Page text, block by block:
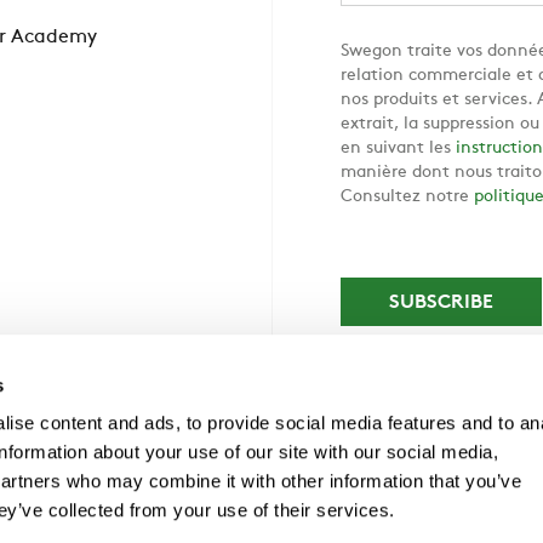
content and ads, to provide social media features and to
about your use of our site with our social media,
who may combine it with other information that you’ve
collected from your use of their services.
Academy
Swegon traite vos
relation commerciale et
nos produits et services.
extrait, la suppression
en suivant les
manière dont nous
Consultez notre